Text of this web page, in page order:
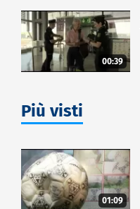
00:39
Più visti
01:09